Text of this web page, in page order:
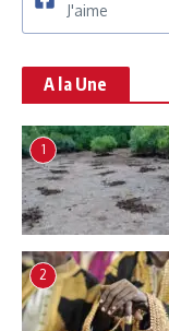
J'aime
A la Une
1
2